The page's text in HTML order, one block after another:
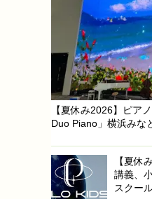
【夏休み2026】ピア
Duo Piano」横浜みな
【夏休
講義、
スクー